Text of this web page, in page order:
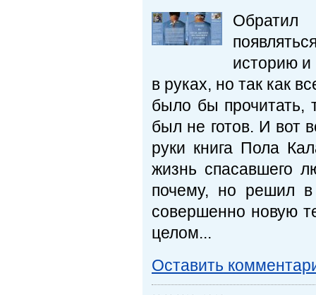
историю
в руках, но так как
было бы прочитать,
был не готов. И вот
руки книга Пола
жизнь спасавшего
почему, но решил в
совершенно новую
целом...
Оставить